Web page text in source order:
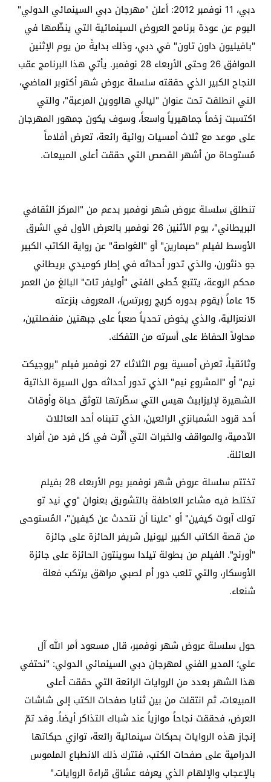
دبي، 11 نوفمبر 2012: أعلن "مهرجان دبي السينمائي الدولي"
اليوم عن عودة برنامج العروض السينمائية التي ينظّمها في
"بافيليون داون تاون" في دبي، وذلك بدايةً من يوم الإثنين
الموافق 26 وحتى الأربعاء 28 نوفمبر. يأتي هذا البرنامج عقب
النجاح الكبير الذي حققته سلسلة عروض شهر أكتوبر الماضي،
التي انطلقت تحت عنوان "ليالي هالووين المرعبة"، والتي
اكتسبت زخماً جماهيرياً واسعاً، وسوف يكون جمهور المهرجان
على موعد مع ثلاث أمسيات روائية رائعة، تعرض أفلاماً
مُستوحاة من أشهر القصص التي حققت أعلى المبيعات.
تنطلق سلسلة عروض شهر نوفمبر بدعم من "المركز الثقافي
البريطاني"، يوم الأثنين 26 نوفمبر بالعرض الأول في الشرق
الأوسط لفيلم "صبمارين" أو "الغواصة" عن رواية الكاتب الكبير
جو دنثورن، والذي تدور أحداثه في إطار كوميدي بريطاني
محكم الروعة، يتتبع خُطى الفتى "أوليفر تات" البالغ من العمر
15 عاماً (يقوم بدوره كريج روبرتس)، المعروف بنزعته
الانعزالية، والذي يخوض تحدياً صعباً على جبهتين منفصلتين،
محاولاً الحفاظ على أسرته من التفكك.
وثائقياً، تعرض أمسية يوم الثلاثاء 27 نوفمبر فيلم "بروجيكت
نيم" أو "المشروع نيم" الذي تدور أحداثه حول السيرة الذاتية
الشهيرة لإليزابيث هيس التي سطّرتها لتوثق حياة وأوقات
أحد قرود الشمبانزي الرائعين، الذي تتبناه أحد العائلات
الآدمية، والمواقف والخبرات التي أثّرت في كل فرد من أفراد
العائلة.
تختتم سلسلة عروض شهر نوفمبر يوم الأربعاء 28 بفيلم
تختلط فيه مشاعر العاطفة بالتشويق بعنوان "وي نيد تو
تولك آبوت كيفين" أو "علينا أن نتحدث عن كيفين"، المُستوحى
من قصة الكاتب الكبير ليونيل شريفر الحائزة على جائزة
"أورنج". الفيلم من بطولة تيلدا سوينتون الحائزة على جائزة
الأوسكار، والتي تلعب دور أم لصبي مراهق يرتكب فعلة
شنعاء.
حول سلسلة عروض شهر نوفمبر، قال مسعود أمر الله آل
علي؛ المدير الفني لمهرجان دبي السينمائي الدولي: "نحتفي
هذا الشهر بعدد من الروايات الرائعة التي حققت أعلى
المبيعات، ثم انتقلت من بين ثنايا صفحات الكتب إلى شاشات
العرض، فحققت نجاحاً موازياً عند شباك التذاكر أيضاً. وقد تمّ
إنجاز هذه الروايات بحبكات سينمائية رائعة، توازي حبكاتها
الدرامية على صفحات الكتب، فتترك ذلك الانطباع الملموس
بالإعجاب والإلهام الذي يعرفه عشاق قراءة الروايات."